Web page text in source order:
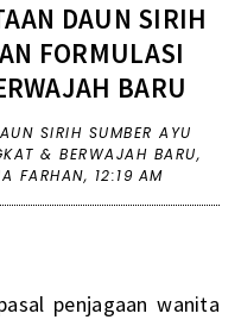
DAUN SIRIH
FORMULASI
BARU
SIRIH SUMBER AYU
& BERWAJAH BARU,
FARHAN, 12:19 AM
penjagaan wanita